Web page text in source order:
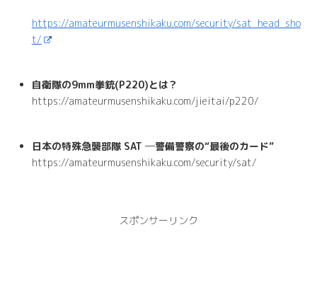
https://amateurmusenshikaku.com/security/sat_head_sho
t/
自衛隊の9mm拳銃(P220)とは？
https://amateurmusenshikaku.com/jieitai/p220/
日本の特殊急襲部隊 SAT ─警備警察の“最後のカード”
https://amateurmusenshikaku.com/security/sat/
スポンサーリンク